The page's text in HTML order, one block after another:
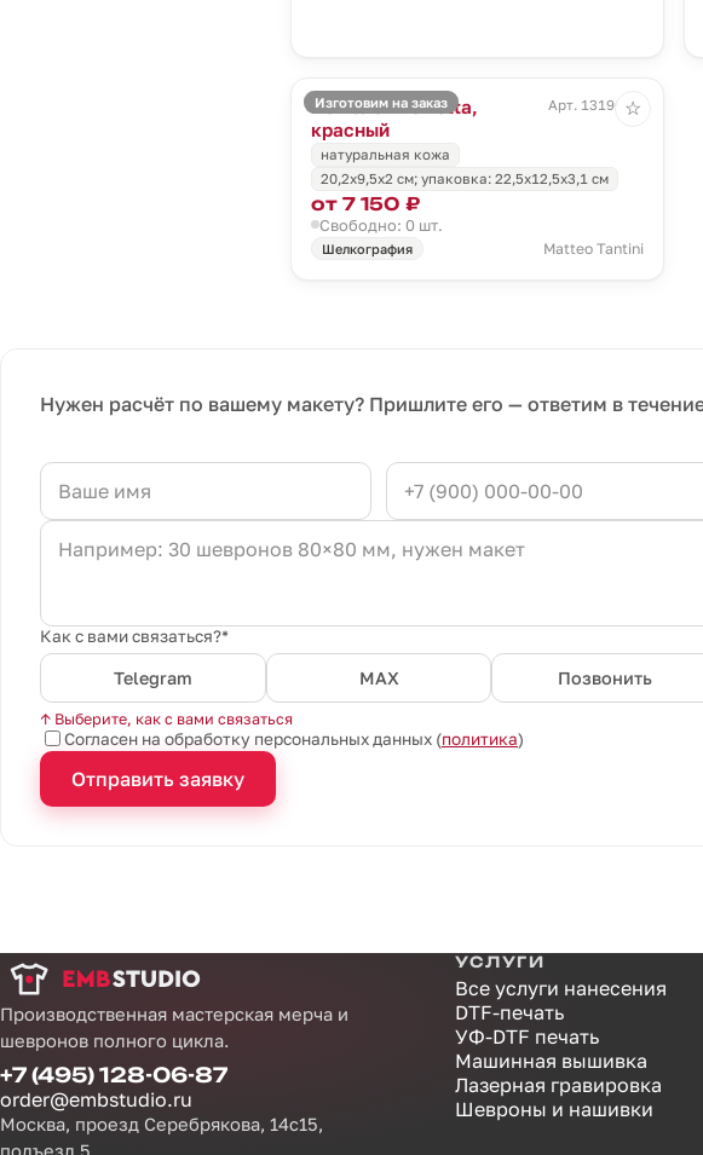
Изготовим на заказ
Кошелек Torretta,
красный
Арт. 13196.50
натуральная кожа
20,2х9,5х2 см; упаковка: 22,5х12,5х3,1 см
от 7 150 ₽
Свободно: 0 шт.
Шелкография Matteo Tantini
☆
Нужен расчёт по вашему макету? Пришлите его — ответим в
Как с вами связаться?*
Telegram MAX Позвонить
↑ Выберите, как с вами связаться
Согласен на обработку персональных данных (политика)
Отправить заявку
Производственная мастерская мерча и
шевронов полного цикла.
+7 (495) 128-06-87
order@embstudio.ru
Москва, проезд Серебрякова, 14с15,
подъезд 5
УСЛУГИ
Все услуги нанесения
DTF-печать
УФ-DTF печать
Машинная вышивка
Лазерная гравировка
Шевроны и нашивки